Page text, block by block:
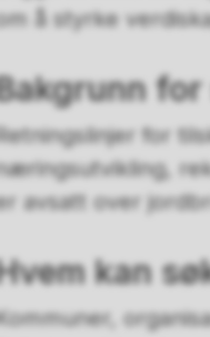
å styrke
for
avsatt over
kan